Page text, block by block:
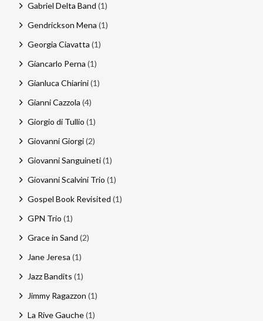
Gabriel Delta Band (1)
Gendrickson Mena (1)
Georgia Ciavatta (1)
Giancarlo Perna (1)
Gianluca Chiarini(1)
Gianni Cazzola (4)
Giorgio di Tullio (1)
Giovanni Giorgi(2)
Giovanni Sanguineti(1)
Giovanni Scalvini Trio (1)
Gospel Book Revisited (1)
GPN Trio (1)
Grace in Sand (2)
Jane Jeresa (1)
Jazz Bandits (1)
Jimmy Ragazzon (1)
La Rive Gauche(1)